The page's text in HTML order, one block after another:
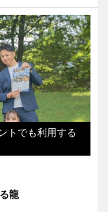
トでも利用する
龍